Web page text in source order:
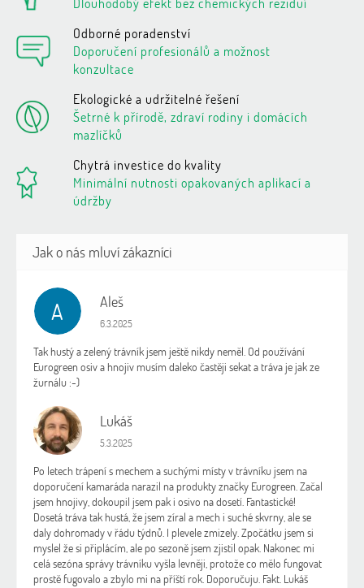
Odborné poradenství
Doporučení profesionálů a možnost
konzultace
Ekologické a udržitelné řešení
Šetrné k přírodě, zdraví rodiny i domácích
mazlíčků
Chytrá investice do kvality
Minimální nutnosti opakovaných aplikací a
údržby
A Aleš
Hodnocení obchodu je 5 z 5 hvězdiček.
6.3.2025
Tak hustý a zelený trávník jsem ještě nikdy neměl. Od používání
Eurogreen osiv a hnojiv musím daleko častěji sekat a tráva je jak ze
žurnálu :-)
L Lukáš
Hodnocení obchodu je 5 z 5 hvězdiček.
5.3.2025
Po letech trápení s mechem a suchými místy v trávníku jsem na
doporučení kamaráda narazil na produkty značky Eurogreen. Začal
jsem hnojivy, dokoupil jsem pak i osivo na dosetí. Fantastické!
Dosetá tráva tak hustá, že jsem zíral a mech i suché skvrny, ale se
daly dohromady v řádu týdnů. I plevele zmizely. Zpočátku jsem si
myslel že si připlácím, ale po sezoně jsem zjistil opak. Nakonec mi
celá sezóna správy trávníku vyšla levněji, protože co mělo fungovat
prostě fugovalo a zbylo mi na příští rok. Doporučuju. Fakt. Lukáš